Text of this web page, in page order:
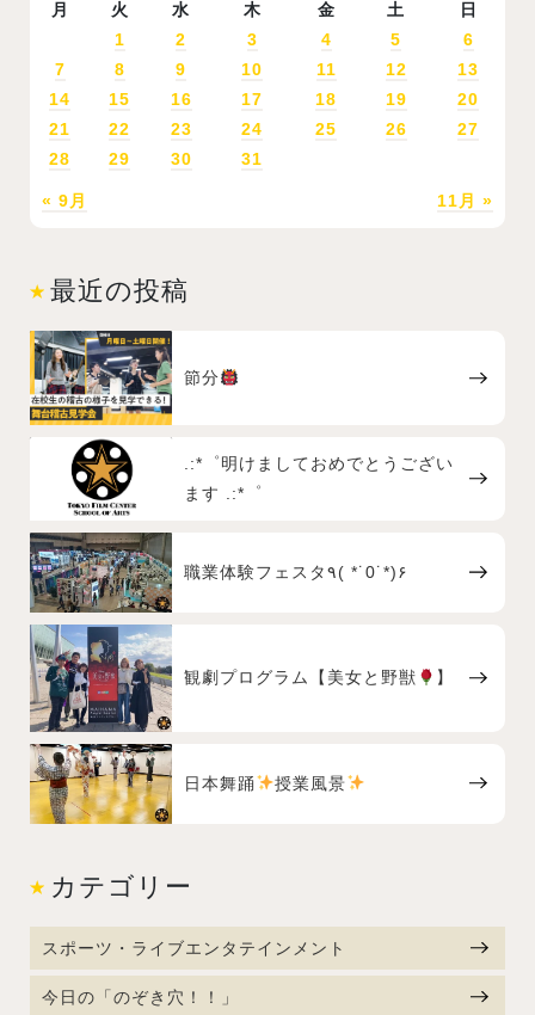
月
火 水 木 金 土 日
« 9月 11月 »
1 2 3 4 5
6
7
8 9 10 11 12
13
14
15 16 17 18 19
20
21
22 23 24 25 26
27
28
29 30 31
最近の投稿
節分
.:*゜明けましておめでとうござい
ます .:*゜
職業体験フェスタ٩( *˙0˙*)۶
観劇プログラム【美女と野獣 】
日本舞踊 授業風景
カテゴリー
スポーツ・ライブエンタテインメント
今日の「のぞき穴！！」